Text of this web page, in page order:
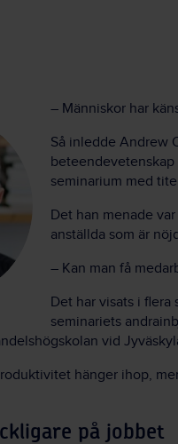
– Människor har
Så inledde Andrew
seminarium med
Det han menade
anställda som är
– Kan man få
Det har visats i flera
seminariets
vid
hänger ihop,
på jobbet